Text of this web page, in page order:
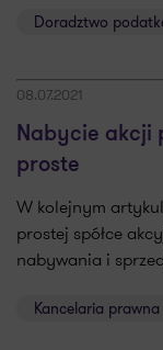
Doradztwo
08.07.2021
Nabycie akcji
proste
W kolejnym
prostej spółce
nabywania i
Kancelaria prawna